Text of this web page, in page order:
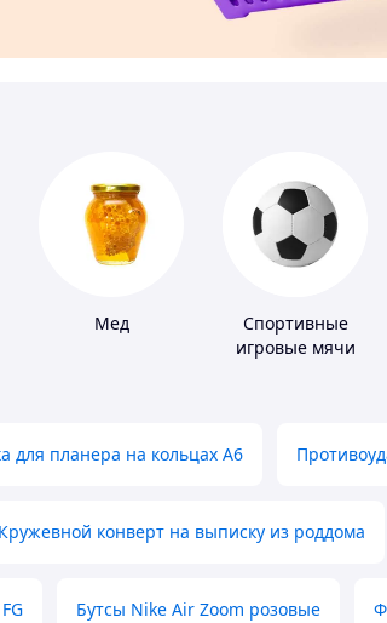
Мед
Спортивные
игровые мячи
для планера на кольцах А6
Кружевной конверт на выписку из роддома
Бутсы Nike Air Zoom розовые